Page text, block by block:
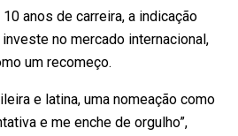
anos de carreira, a indicação
no mercado internacional,
um recomeço.
e latina, uma nomeação como
e me enche de orgulho”,